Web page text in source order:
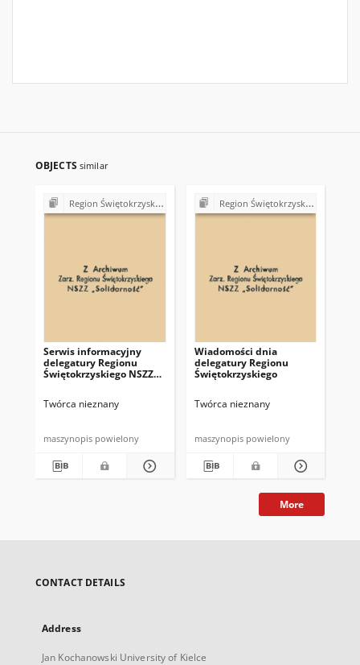
OBJECTS similar
Region Świętokrzyski NSZZ "Solidarność". Delegatura Starachowice
Serwis informacyjny
delegatury Regionu
Świętokrzyskiego NSZZ
Twórca nieznany
maszynopis powielony
Region Świętokrzyski NSZZ "Solidarność". Delegatura Starachowice
Wiadomości dnia
delegatury Regionu
Świętokrzyskiego
Twórca nieznany
maszynopis powielony
More
CONTACT DETAILS
Address
Jan Kochanowski University of Kielce